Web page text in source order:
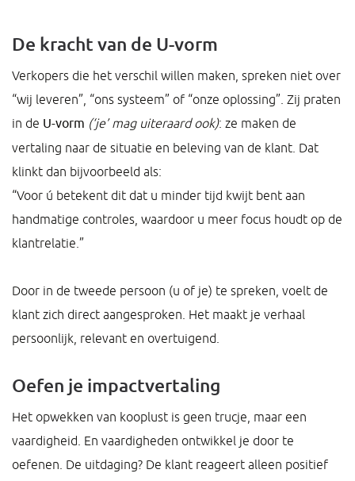
De kracht van de U-vorm
Verkopers die het verschil willen maken, spreken niet over
“wij leveren”, “ons systeem” of “onze oplossing”. Zij praten
in de U-vorm (‘je’ mag uiteraard ook): ze maken de
vertaling naar de situatie en beleving van de klant. Dat
klinkt dan bijvoorbeeld als:
“Voor ú betekent dit dat u minder tijd kwijt bent aan
handmatige controles, waardoor u meer focus houdt op de
klantrelatie.”
Door in de tweede persoon (u of je) te spreken, voelt de
klant zich direct aangesproken. Het maakt je verhaal
persoonlijk, relevant en overtuigend.
Oefen je impactvertaling
Het opwekken van kooplust is geen trucje, maar een
vaardigheid. En vaardigheden ontwikkel je door te
oefenen. De uitdaging? De klant reageert alleen positief